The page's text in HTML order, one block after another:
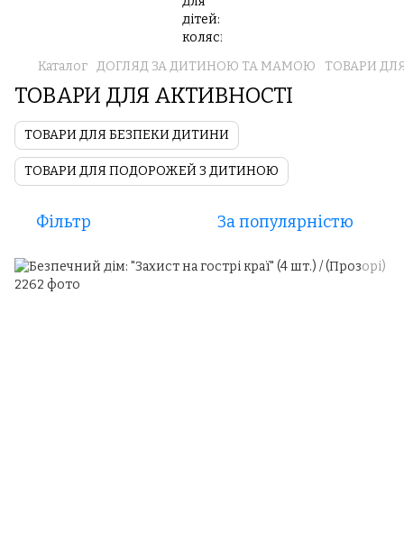
Каталог ДОГЛЯД ЗА ДИТИНОЮ ТА МАМОЮ ТОВАРИ
ТОВАРИ ДЛЯ АКТИВНОСТІ
ТОВАРИ ДЛЯ БЕЗПЕКИ ДИТИНИ
ТОВАРИ ДЛЯ ПОДОРОЖЕЙ З ДИТИНОЮ
Фільтр За популярністю